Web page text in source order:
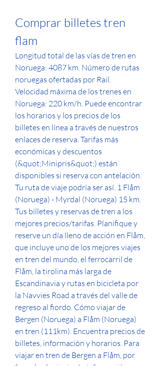
Comprar billetes tren
flam
Longitud total de las vías de tren en
Noruega: 4087 km. Número de rutas
noruegas ofertadas por Rail.
Velocidad máxima de los trenes en
Noruega: 220 km/h. Puede encontrar
los horarios y los precios de los
billetes en línea a través de nuestros
enlaces de reserva. Tarifas más
económicas y descuentos
(&quot;Minipris&quot;) están
disponibles si reserva con antelación.
Tu ruta de viaje podría ser así. 1 Flåm
(Noruega) - Myrdal (Noruega) 15 km.
Tus billetes y reservas de tren a los
mejores precios/tarifas. Planifique y
reserve un día lleno de acción en Flåm,
que incluye uno de los mejores viajes
en tren del mundo, el ferrocarril de
Flåm, la tirolina más larga de
Escandinavia y rutas en bicicleta por
la Navvies Road a través del valle de
regreso al fiordo. Cómo viajar de
Bergen (Noruega) a Flåm (Noruega)
en tren (111km). Encuentra precios de
billetes, información y horarios. Para
viajar en tren de Bergen a Flåm, por